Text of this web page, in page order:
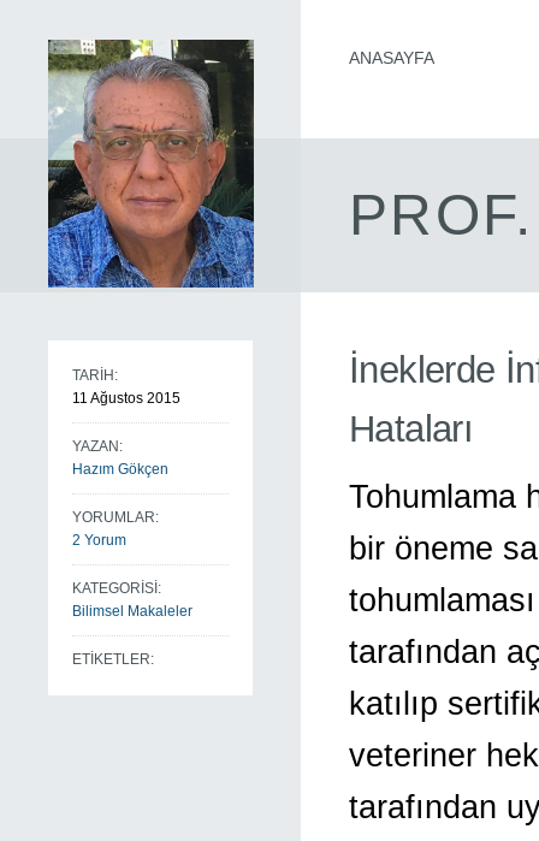
ANASAYFA
TARİH:
11 Ağustos 2015
YAZAN:
Hazım Gökçen
YORUMLAR:
2 Yorum
KATEGORİSİ:
Bilimsel Makaleler
ETİKETLER:
İneklerde
Hataları
Tohumlama
bir öneme
tarafından
katılıp
veteriner
tarafından